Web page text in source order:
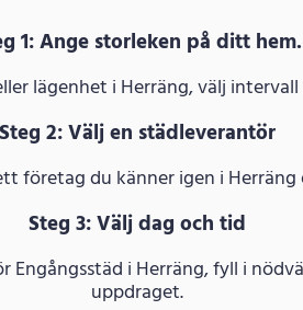
1: Ange storleken på ditt hem.
lägenhet i Herräng, välj
Steg 2: Välj en städleverantör
företag du känner igen i Herräng
Steg 3: Välj dag och tid
Engångsstäd i Herräng, fyll i
uppdraget.